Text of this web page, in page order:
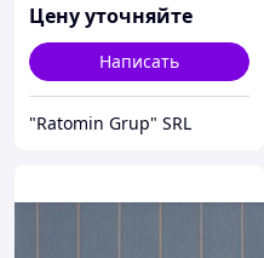
Цену уточняйте
Написать
"Ratomin Grup" SRL